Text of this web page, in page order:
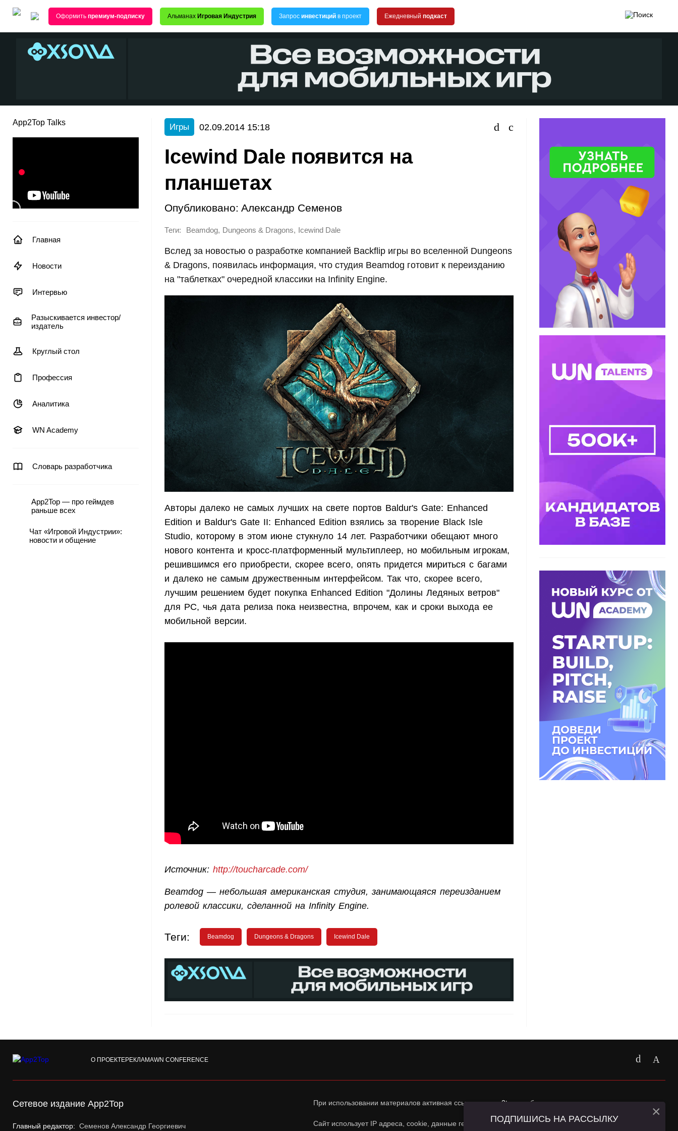
Оформить премиум-подписку Альманах Игровая Индустрия Запрос инвестиций в проект Ежедневный подкаст
App2Top Talks
Главная
Новости
Интервью
Разыскивается инвестор/
издатель
Круглый стол
Профессия
Аналитика
WN Academy
Словарь разработчика
App2Top — про геймдев
раньше всех
Чат «Игровой Индустрии»:
новости и общение
Игры 02.09.2014 15:18
Icewind Dale появится на
планшетах
Опубликовано: Александр Семенов
Теги: Beamdog, Dungeons & Dragons, Icewind Dale
Вслед за новостью о разработке компанией Backflip игры во вселенной Dungeons
& Dragons, появилась информация, что студия Beamdog готовит к переизданию
на "таблетках" очередной классики на Infinity Engine.
Авторы далеко не самых лучших на свете портов Baldur's Gate: Enhanced
Edition и Baldur's Gate II: Enhanced Edition взялись за творение Black Isle
Studio, которому в этом июне стукнуло 14 лет. Разработчики обещают много
нового контента и кросс-платформенный мультиплеер, но мобильным игрокам,
решившимся его приобрести, скорее всего, опять придется мириться с багами
и далеко не самым дружественным интерфейсом. Так что, скорее всего,
лучшим решением будет покупка Enhanced Edition "Долины Ледяных ветров"
для PC, чья дата релиза пока неизвестна, впрочем, как и сроки выхода ее
мобильной версии.
Источник: http://toucharcade.com/
Beamdog — небольшая американская студия, занимающаяся переизданием
ролевой классики, сделанной на Infinity Engine.
Теги: Beamdog Dungeons & Dragons Icewind Dale
О ПРОЕКТЕРЕКЛАМАWN CONFERENCE
Сетевое издание App2Top
Главный редактор: Семенов Александр Георгиевич
При использовании материалов активная ссылка наapp2top.ruобязательна.
Сайт использует IP адреса, cookie, данные геолокации Пользователей сайта и сервис «Яндекс
ПОДПИШИСЬ НА РАССЫЛКУ ×